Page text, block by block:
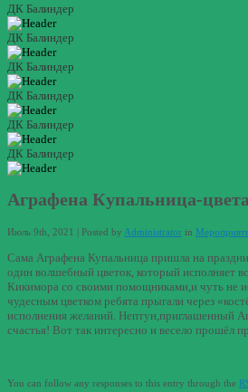
ДК Балиндер
ДК Балиндер
ДК Балиндер
ДК Балиндер
ДК Балиндер
ДК Балиндер
Аграфена Купальница-
Июль 9th, 2021 | Posted by Administrator in
Сама Аграфена Купальница пришла на
один волшебный цветок, который исполняет
Кикимора со своими помощниками,и чуть не
чудесным цветком ребята прыгали через
исполнения желаний. Нептун,приглашенный
счастья! Вот так интересно и весело прошёл
You can follow any responses to this entry through the